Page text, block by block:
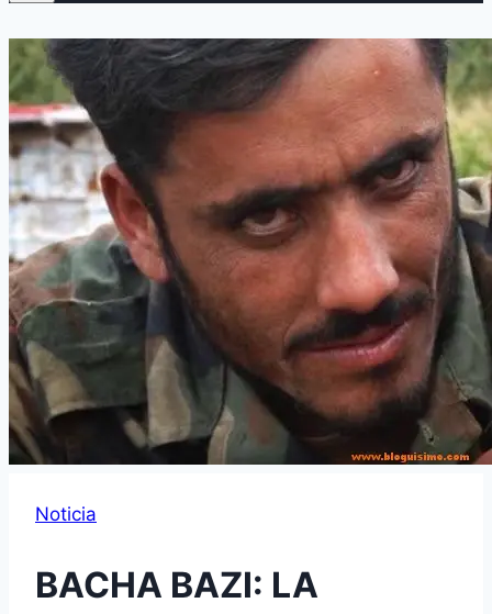
Noticia
BACHA BAZI: LA